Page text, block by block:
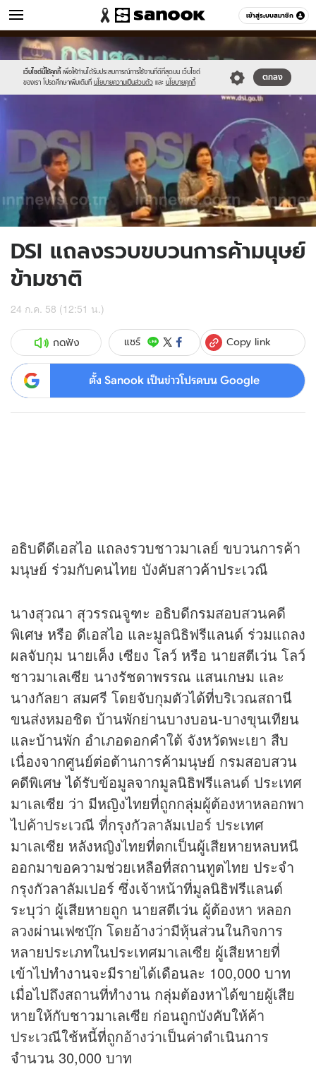
เข้าสู่ระบบสมาชิก
ข่าว หมวดอื่นๆ
เว็บไซต์นี้ใช้คุกกี้ เพื่อให้ท่านได้รับประสบการณ์การใช้งานที่ดีที่สุดบน เว็บไซต์
ของเรา โปรดศึกษาเพิ่มเติมที่ นโยบายความเป็นส่วนตัว และ นโยบายคุกกี้
ตกลง
Sanook
//s.isanook.com/sr/0/images/logo-
new-
sanook.png
600
60
//s.isanook.com/ns/0/ud/367/1835822/634292-
01.jpg
DSI แถลงรวบขบวนการค้ามนุษย์
ข้ามชาติ
24 ก.ค. 58 (12:51 น.)
กดฟัง แชร์ Copy link
ตั้ง Sanook เป็นข่าวโปรดบน Google
อธิบดีดีเอสไอ แถลงรวบชาวมาเลย์ ขบวนการค้า
มนุษย์ ร่วมกับคนไทย บังคับสาวค้าประเวณี
นางสุวณา สุวรรณจูฑะ อธิบดีกรมสอบสวนคดี
พิเศษ หรือ ดีเอสไอ และมูลนิธิฟรีแลนด์ ร่วมแถลง
ผลจับกุม นายเค็ง เซียง โลว์ หรือ นายสตีเว่น โลว์
ชาวมาเลเซีย นางรัชดาพรรณ แสนเกษม และ
นางกัลยา สมศรี โดยจับกุมตัวได้ที่บริเวณสถานี
ขนส่งหมอชิต บ้านพักย่านบางบอน-บางขุนเทียน
และบ้านพัก อำเภอดอกคำใต้ จังหวัดพะเยา สืบ
เนื่องจากศูนย์ต่อต้านการค้ามนุษย์ กรมสอบสวน
คดีพิเศษ ได้รับข้อมูลจากมูลนิธิฟรีแลนด์ ประเทศ
มาเลเซีย ว่า มีหญิงไทยที่ถูกกลุ่มผู้ต้องหาหลอกพา
ไปค้าประเวณี ที่กรุงกัวลาลัมเปอร์ ประเทศ
มาเลเซีย หลังหญิงไทยที่ตกเป็นผู้เสียหายหลบหนี
ออกมาขอความช่วยเหลือที่สถานทูตไทย ประจำ
กรุงกัวลาลัมเปอร์ ซึ่งเจ้าหน้าที่มูลนิธิฟรีแลนด์
ระบุว่า ผู้เสียหายถูก นายสตีเว่น ผู้ต้องหา หลอก
ลวงผ่านเฟซบุ๊ก โดยอ้างว่ามีหุ้นส่วนในกิจการ
หลายประเภทในประเทศมาเลเซีย ผู้เสียหายที่
เข้าไปทำงานจะมีรายได้เดือนละ 100,000 บาท
เมื่อไปถึงสถานที่ทำงาน กลุ่มต้องหาได้ขายผู้เสีย
หายให้กับชาวมาเลเซีย ก่อนถูกบังคับให้ค้า
ประเวณีใช้หนี้ที่ถูกอ้างว่าเป็นค่าดำเนินการ
จำนวน 30,000 บาท